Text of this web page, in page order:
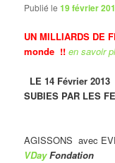
Publié le19 février
UN MILLIARDS DE
monde !! en savoir
LE 14 Février 2013
SUBIES PAR LES
AGISSONS avec
VDayFondation